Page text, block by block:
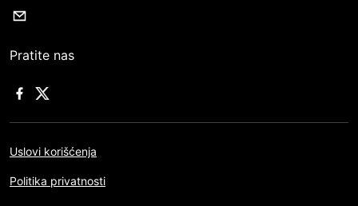
Pratite nas
Uslovi korišćenja
Politika privatnosti